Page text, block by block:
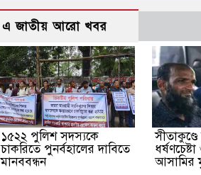
এ জাতীয় আরো খবর
১৫২২ পুলিশ সদস্যকে
চাকরিতে পুনর্বহালের দাবিতে
মানববন্ধন
আসামির